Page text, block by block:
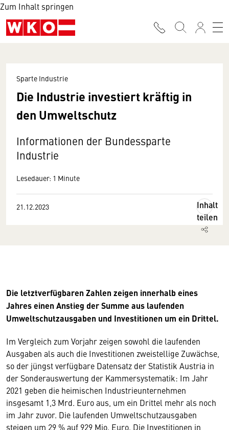
Zum Inhalt springen
Sparte Industrie
Die Industrie investiert kräftig in
den Umweltschutz
Informationen der Bundessparte
Industrie
Lesedauer: 1 Minute
21.12.2023
Inhalt
teilen
Die letztverfügbaren Zahlen zeigen innerhalb eines
Jahres einen Anstieg der Summe aus laufenden
Umweltschutzausgaben und Investitionen um ein Drittel.
Im Vergleich zum Vorjahr zeigen sowohl die laufenden
Ausgaben als auch die Investitionen zweistellige Zuwächse,
so der jüngst verfügbare Datensatz der Statistik Austria in
der Sonderauswertung der Kammersystematik: Im Jahr
2021 geben die heimischen Industrieunternehmen
insgesamt 1,3 Mrd. Euro aus, um ein Drittel mehr als noch
im Jahr zuvor. Die laufenden Umweltschutzausgaben
steigen um 29 % auf 929 Mio. Euro. Die Investitionen in